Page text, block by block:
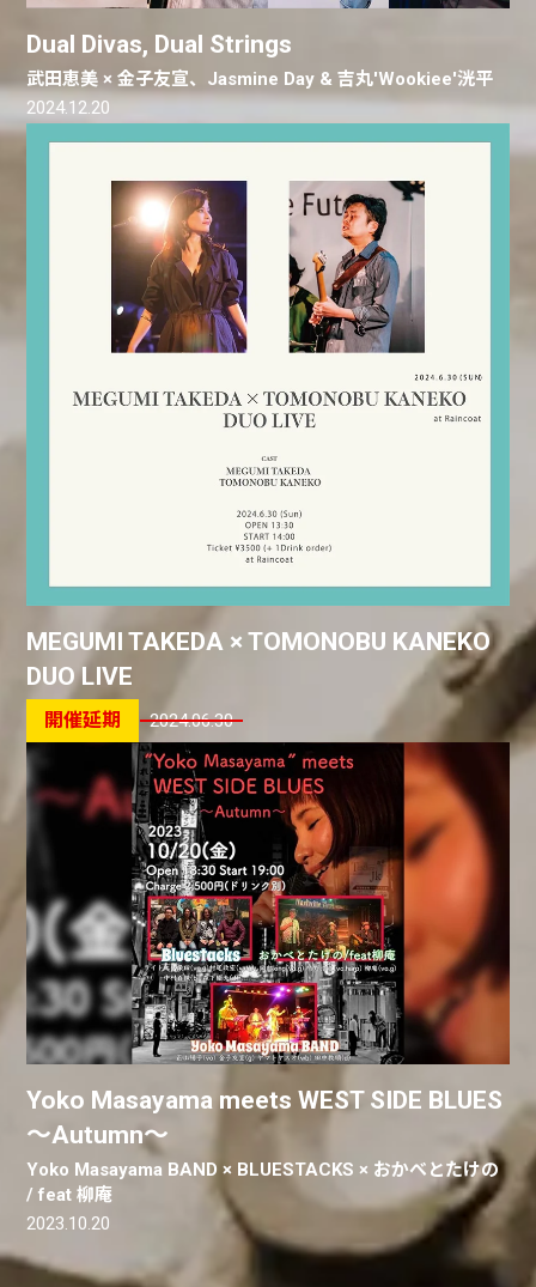
Dual Divas, Dual Strings
武田恵美 × 金子友宣、Jasmine Day & 吉丸'Wookiee'洸平
2024.12.20
MEGUMI TAKEDA × TOMONOBU KANEKO
DUO LIVE
2024.06.30
Yoko Masayama meets WEST SIDE BLUES
～Autumn～
Yoko Masayama BAND × BLUESTACKS × おかべとたけの
/ feat 柳庵
2023.10.20